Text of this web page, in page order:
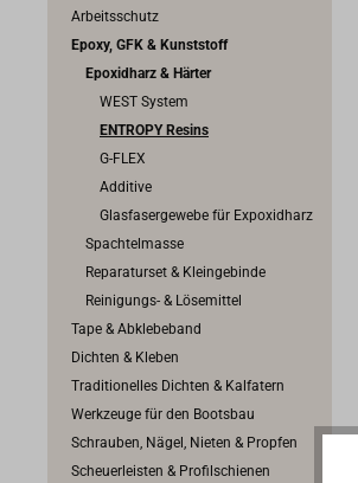
Arbeitsschutz
Epoxy, GFK & Kunststoff
Epoxidharz & Härter
WEST System
ENTROPY Resins
G-FLEX
Additive
Glasfasergewebe für Expoxidharz
Spachtelmasse
Reparaturset & Kleingebinde
Reinigungs- & Lösemittel
Tape & Abklebeband
Dichten & Kleben
Traditionelles Dichten & Kalfatern
Werkzeuge für den Bootsbau
Schrauben, Nägel, Nieten & Propfen
Scheuerleisten & Profilschienen